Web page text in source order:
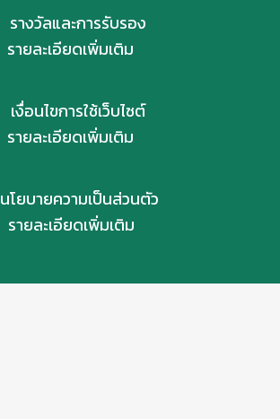
รางวัลและการรับรอง
รายละเอียดเพิ่มเติม
เงื่อนไขการใช้เว็บไซต์
รายละเอียดเพิ่มเติม
นโยบายความเป็นส่วนตัว
รายละเอียดเพิ่มเติม